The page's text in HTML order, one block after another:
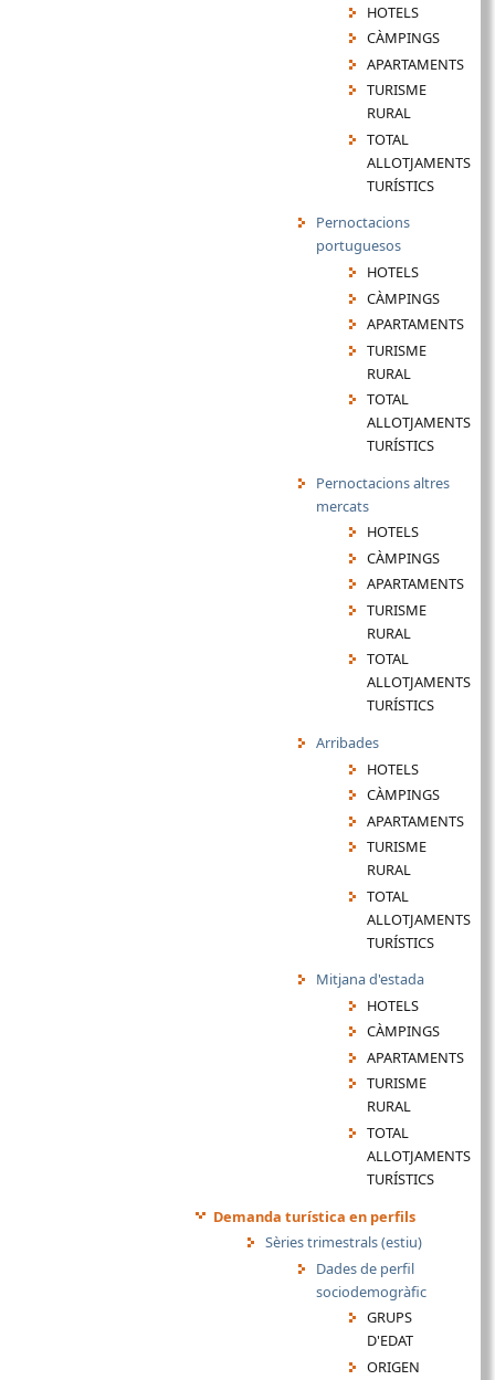
HOTELS
CÀMPINGS
APARTAMENTS
TURISME
RURAL
TOTAL
ALLOTJAMENTS
TURÍSTICS
Pernoctacions
portuguesos
HOTELS
CÀMPINGS
APARTAMENTS
TURISME
RURAL
TOTAL
ALLOTJAMENTS
TURÍSTICS
Pernoctacions altres
mercats
HOTELS
CÀMPINGS
APARTAMENTS
TURISME
RURAL
TOTAL
ALLOTJAMENTS
TURÍSTICS
Arribades
HOTELS
CÀMPINGS
APARTAMENTS
TURISME
RURAL
TOTAL
ALLOTJAMENTS
TURÍSTICS
Mitjana d'estada
HOTELS
CÀMPINGS
APARTAMENTS
TURISME
RURAL
TOTAL
ALLOTJAMENTS
TURÍSTICS
Demanda turística en perfils
Sèries trimestrals (estiu)
Dades de perfil
sociodemogràfic
GRUPS
D'EDAT
ORIGEN